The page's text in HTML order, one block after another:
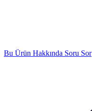
Bu Ürün Hakkında Soru Sor